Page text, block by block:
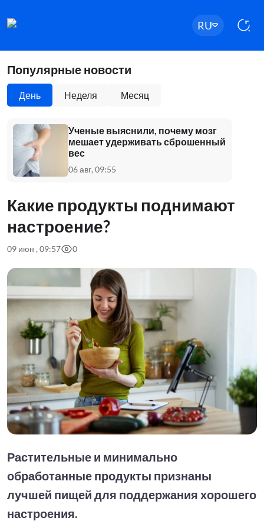
RU
Популярные новости
День Неделя Месяц
Ученые выяснили, почему мозг
мешает удерживать сброшенный
вес
06 авг, 09:55
Какие продукты поднимают
настроение?
09 июн , 09:57 0
Растительные и минимально
обработанные продукты признаны
лучшей пищей для поддержания хорошего
настроения.